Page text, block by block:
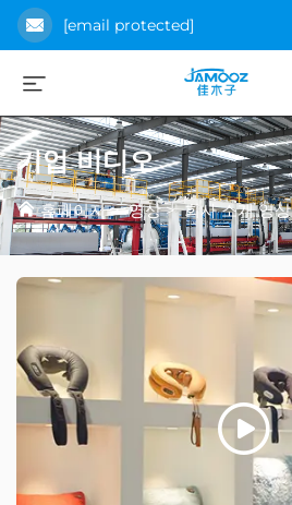
[email protected]
기업 비디오
홈페이지>영상>회사 소개 영상